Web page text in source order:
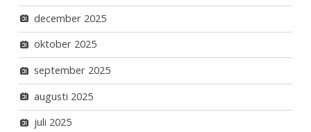
december 2025
oktober 2025
september 2025
augusti 2025
juli 2025